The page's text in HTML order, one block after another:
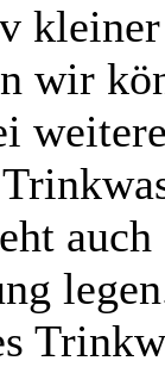
kleiner
wir